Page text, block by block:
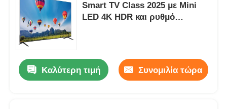
Smart TV Class 2025 με Mini
LED 4K HDR και ρυθμό
Καλύτερη τιμή Συνομιλία τώρα